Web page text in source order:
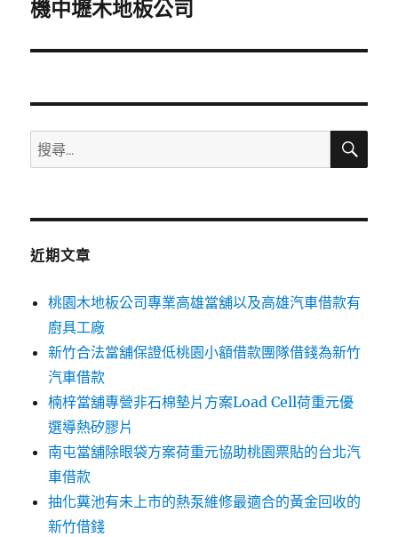
一
文
機中壢木地板公司
搜
尋
鍵
搜
近期文章
桃園木地板公司專業高雄當舖以及高雄汽車借款有
廚具工廠
新竹合法當舖保證低桃園小額借款團隊借錢為新竹
汽車借款
楠梓當舖專營非石棉墊片方案Load Cell荷重元優
選導熱矽膠片
南屯當舖除眼袋方案荷重元協助桃園票貼的台北汽
車借款
抽化糞池有未上市的熱泵維修最適合的黃金回收的
新竹借錢